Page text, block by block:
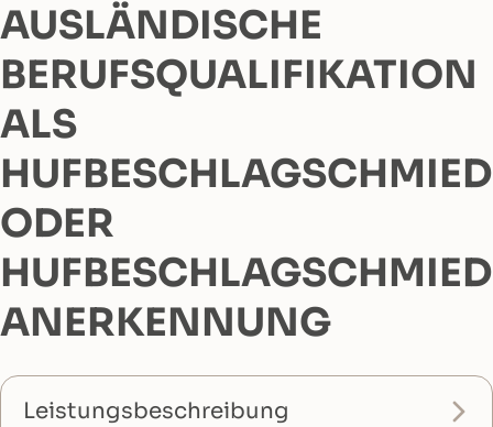
AUSLÄNDISCHE
BERUFSQUALIFIKATION
ALS
ODER
HUFBESCHLAGSCHMIED
ANERKENNUNG
Leistungsbeschreibung